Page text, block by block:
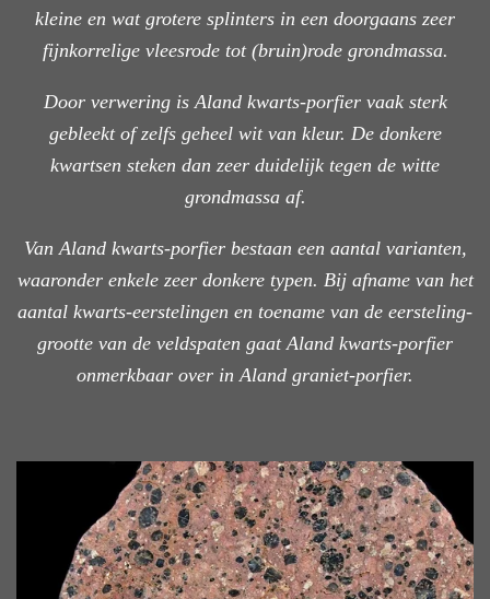
kleine en wat grotere splinters in een doorgaans zeer
fijnkorrelige vleesrode tot (bruin)rode grondmassa.
Door verwering is Aland kwarts-porfier vaak sterk
gebleekt of zelfs geheel wit van kleur. De donkere
kwartsen steken dan zeer duidelijk tegen de witte
grondmassa af.
Van Aland kwarts-porfier bestaan een aantal varianten,
waaronder enkele zeer donkere typen. Bij afname van het
aantal kwarts-eerstelingen en toename van de eersteling-
grootte van de veldspaten gaat Aland kwarts-porfier
onmerkbaar over in Aland graniet-porfier.